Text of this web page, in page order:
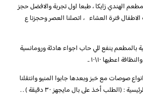
الهندي زايكا ، طبعا اول تجربة ️والافضل حجز
فترة العشاء ، اتصلنا العصر وحجزنا ع
بالمطعم ينفع للي حاب اجواء هادئة ورومانسية
اعطيها ١٠\١٠ ..
بداية قدموا لنا ضيافة ٣انواع صوصات مع خبز وبعدها جابوا المنيو وانتقلنا
: (الطلب أخذ على بال مايجهز ٣٠ دقيقة ) . .